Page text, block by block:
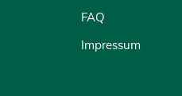
FAQ
Impressum